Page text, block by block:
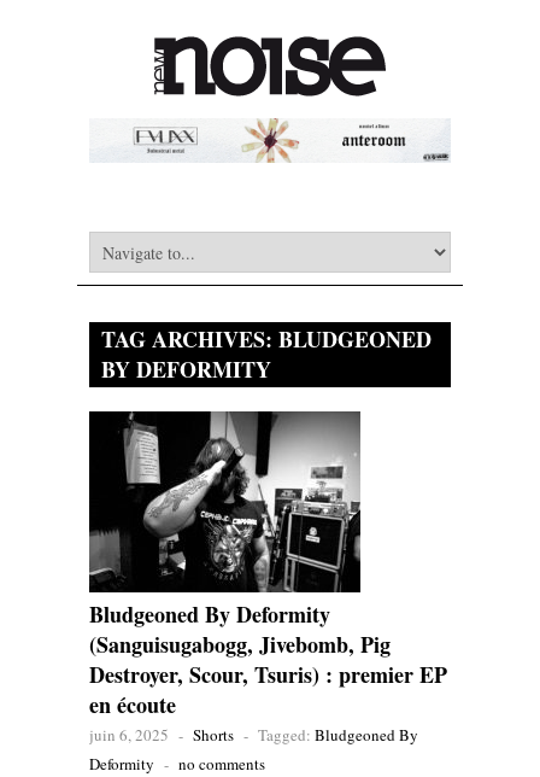
TAG ARCHIVES: BLUDGEONED
BY DEFORMITY
Bludgeoned By Deformity
(Sanguisugabogg, Jivebomb, Pig
Destroyer, Scour, Tsuris) : premier EP
en écoute
juin 6, 2025 - Shorts - Tagged: Bludgeoned By
Deformity - no comments